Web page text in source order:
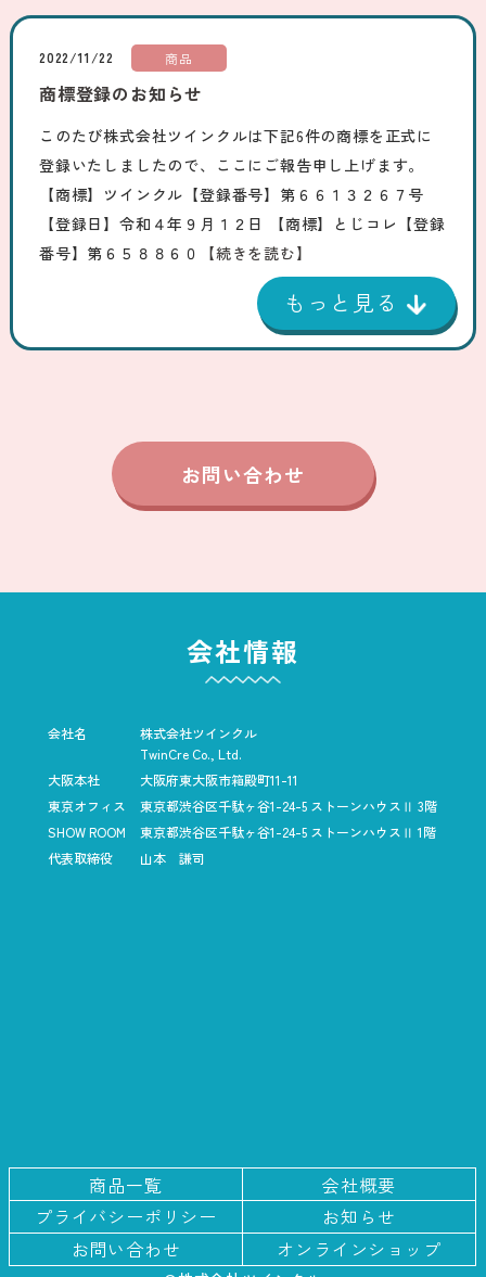
2022/11/22 商品
商標登録のお知らせ
このたび株式会社ツインクルは下記6件の商標を正式に
登録いたしましたので、ここにご報告申し上げます。
【商標】ツインクル【登録番号】第６６１３２６７号
【登録日】令和４年９月１２日 【商標】とじコレ【登録
番号】第６５８８６０
【続きを読む】
お問い合わせ
会社情報
会社名
株式会社ツインクル
TwinCre Co., Ltd.
大阪本社
大阪府東大阪市箱殿町11-11
東京オフィス
東京都渋谷区千駄ヶ谷1-24-5 ストーンハウスⅡ 3階
SHOW ROOM
東京都渋谷区千駄ヶ谷1-24-5 ストーンハウスⅡ 1階
代表取締役
山本 謙司
商品一覧
会社概要
プライバシーポリシー
お知らせ
お問い合わせ
オンラインショップ